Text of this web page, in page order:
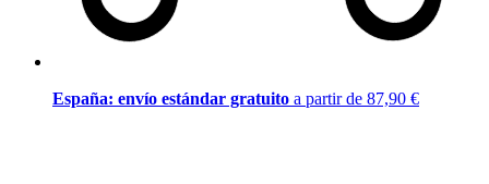
España: envío estándar gratuito a partir de 87,90 €